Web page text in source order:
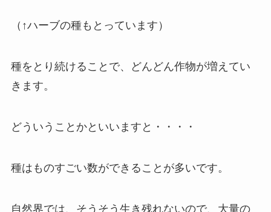
（↑ハーブの種もとっています）
種をとり続けることで、どんどん作物が増えてい
きます。
どういうことかといいますと・・・・
種はものすごい数ができることが多いです。
自然界では、そうそう生き残れないので、大量の